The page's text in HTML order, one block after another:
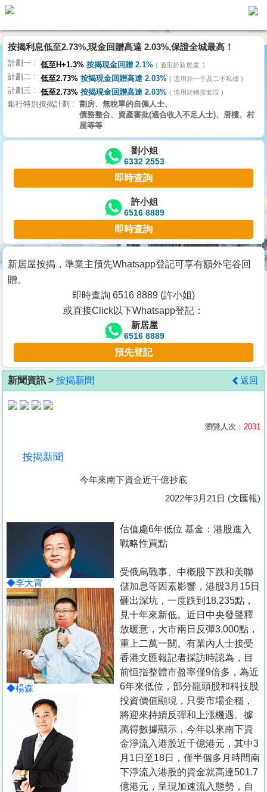
代
理
主
頁
搵
樓/
交
業
主
宅
谷
按
客
地
產
手
冊
關
於
我
們
按揭利息低至2.73%,現金回贈高達 2.03%,保證全城最高！
計劃一 低至H+1.3% 按揭現金回贈 2.1% 適用於新居屋
計劃二 低至2.73% 按揭現金回贈高達 2.03% 適用於一手及二手私樓
計劃三 低至2.73% 按揭現金回贈高達 2.03% 適用於轉按套現
銀行特別按揭計劃
劏房、無稅單的自僱人士、
債務整合、資產審批(適合收入不足人士)、唐樓、村
屋等等
劉小姐
6332 2553
即時查詢
許小姐
6516 8889
即時查詢
新居屋按揭，準業主預先Whatsapp登記可享有額外宅谷回
贈。
即時查詢 6516 8889 (許小姐)
或直接Click以下Whatsapp登記：
新居屋
6516 8889
預先登記
新聞資訊 > 按揭新聞 返回
瀏覽人次： 2031
按揭新聞
今年來南下資金近千億抄底
2022年3月21日 (文匯報)
◆李大霄
◆楊森
估值處6年低位 基金：港股進入
戰略性買點
受俄烏戰事、中概股下跌和美聯
儲加息等因素影響，港股3月15日
砸出深坑，一度跌到18,235點，
見十年來新低。近日中央發聲釋
放暖意，大市兩日反彈3,000點，
重上二萬一關。有業內人士接受
香港文匯報記者採訪時認為，目
前恒指整體市盈率僅9倍多，為近
6年來低位，部分龍頭股和科技股
投資價值顯現，只要市場企穩，
將迎來持續反彈和上漲機遇。據
萬得數據顯示，今年以來南下資
金淨流入港股近千億港元，其中3
月1日至18日，僅半個多月時間南
下淨流入港股的資金就高達501.7
億港元，呈現加速流入態勢，自